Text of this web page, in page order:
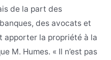
de la part des
des avocats et
apporter la propriété à la
M. Humes. « Il n’est pas